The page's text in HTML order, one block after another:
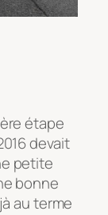
étape
devait
petite
bonne
au terme